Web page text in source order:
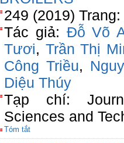
249 (2019)
Tác giả: Đỗ Võ
Tươi, Trần Thị
Công Triều,
Diệu Thúy
Tạp chí:
Sciences and
Tóm tắt